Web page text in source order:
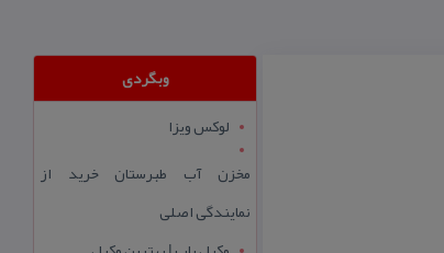
وبگردی
لوکس ویزا
مخزن آب طبرستان خرید از
نمایندگی اصلی